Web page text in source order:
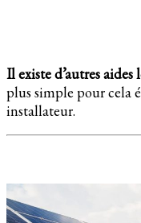
Il existe d’autres
plus simple pour cela
installateur.